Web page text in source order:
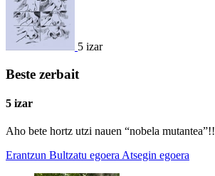
5 izar
Beste zerbait
5 izar
Aho bete hortz utzi nauen “nobela mutantea”!!
Erantzun Bultzatu egoera Atsegin egoera